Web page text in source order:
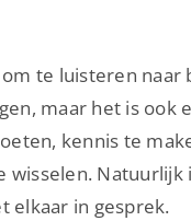
te luisteren
maar het is ook
kennis te
wisselen.
elkaar in gesprek.